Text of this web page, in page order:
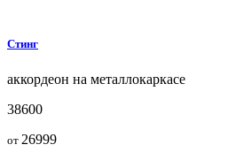
Стинг
аккордеон на металлокаркасе
38600
от 26999